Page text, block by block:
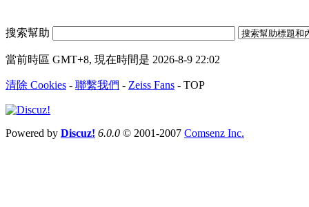
搜索幫助
當前時區 GMT+8, 現在時間是 2026-8-9 22:02
清除 Cookies - 聯繫我們 - Zeiss Fans - TOP
Powered by Discuz! 6.0.0 © 2001-2007 Comsenz Inc.